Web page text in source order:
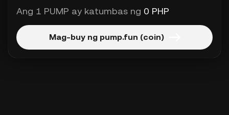
Ang 1 PUMP ay katumbas ng 0 PHP
Mag-buy ng pump.fun (coin)